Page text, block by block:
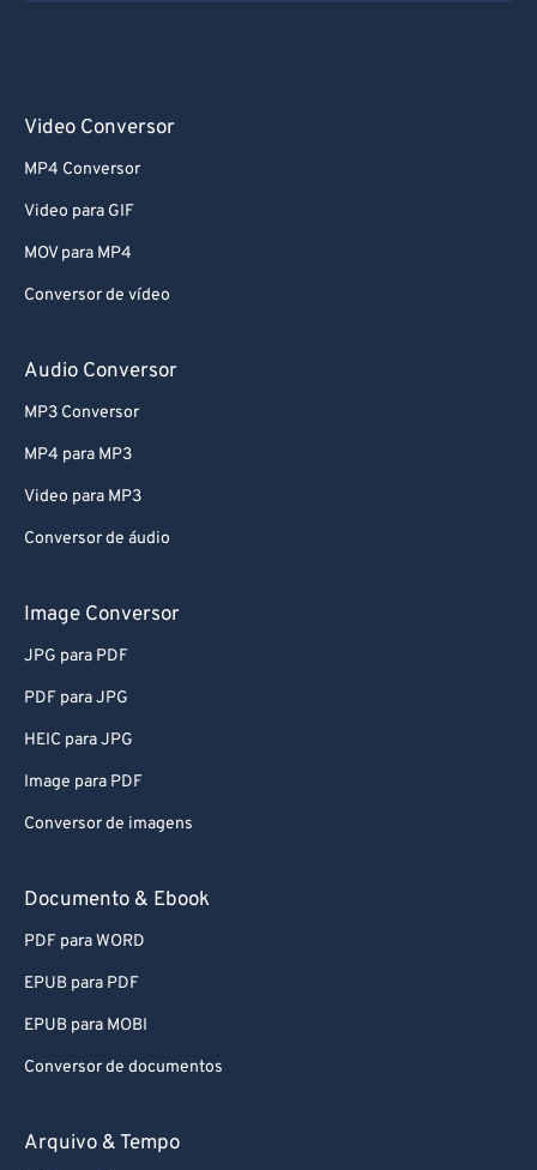
Video Conversor
MP4 Conversor
Video para GIF
MOV para MP4
Conversor de vídeo
Audio Conversor
MP3 Conversor
MP4 para MP3
Video para MP3
Conversor de áudio
Image Conversor
JPG para PDF
PDF para JPG
HEIC para JPG
Image para PDF
Conversor de imagens
Documento & Ebook
PDF para WORD
EPUB para PDF
EPUB para MOBI
Conversor de documentos
Arquivo & Tempo